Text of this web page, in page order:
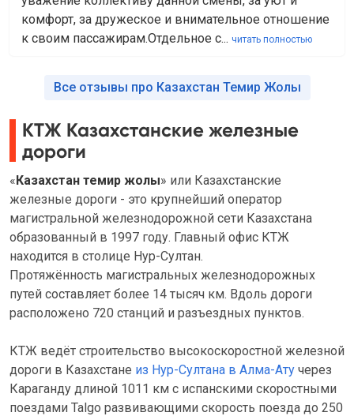
комфорт, за дружеское и внимательное отношение
к своим пассажирам.Отдельное с... читать полностью
Все отзывы про Казахстан Темир Жолы
КТЖ Казахстанские железные
дороги
«Казахстан темир жолы» или Казахстанские
железные дороги - это крупнейший оператор
магистральной железнодорожной сети Казахстана
образованный в 1997 году. Главный офис КТЖ
находится в столице Нур-Султан.
Протяжённость магистральных железнодорожных
путей составляет более 14 тысяч км. Вдоль дороги
расположено 720 станций и разъездных пунктов.
КТЖ ведёт строительство высокоскоростной железной
дороги в Казахстане из Нур-Султана в Алма-Ату через
Караганду длиной 1011 км с испанскими скоростными
поездами Talgo развивающими скорость поезда до 250